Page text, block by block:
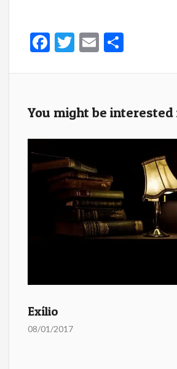
F
o
o
k
T
E
You might be
Exílio
08/01/2017